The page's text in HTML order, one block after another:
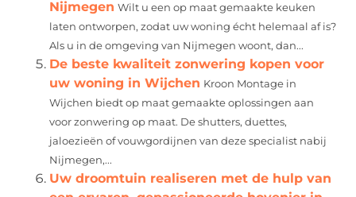
Nijmegen Wilt u een op maat gemaakte keuken
laten ontworpen, zodat uw woning écht helemaal af is?
Als u in de omgeving van Nijmegen woont, dan...
De beste kwaliteit zonwering kopen voor
uw woning in Wijchen Kroon Montage in
Wijchen biedt op maat gemaakte oplossingen aan
voor zonwering op maat. De shutters, duettes,
jaloezieën of vouwgordijnen van deze specialist nabij
Nijmegen,...
Uw droomtuin realiseren met de hulp van